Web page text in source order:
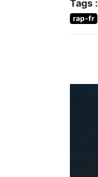
Tags :
rap-fr